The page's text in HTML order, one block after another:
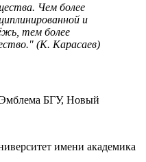
Чем более
и
тем более
(К. Карасаев)
имени академика